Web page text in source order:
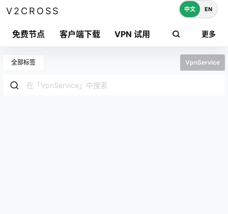
V2CROSS
免费节点 客户端下载 VPN 试用 更多
中文 EN
全部标签 VpnService